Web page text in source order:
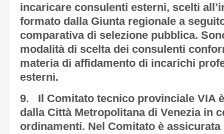
incaricare consulenti esterni, scelti
formato dalla Giunta regionale a
comparativa di selezione pubblica.
modalità di scelta dei consulenti
materia di affidamento di incarichi
esterni.
9. Il Comitato tecnico provinciale VIA
dalla Città Metropolitana di Venezia in
ordinamenti. Nel Comitato è assicurata